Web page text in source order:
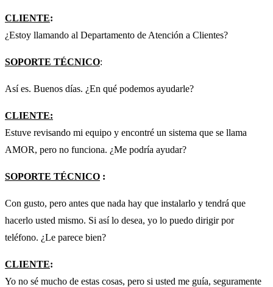
CLIENTE:
¿Estoy llamando al Departamento de Atención a Clientes?
SOPORTE TÉCNICO:
Así es. Buenos días. ¿En qué podemos ayudarle?
CLIENTE:
Estuve revisando mi equipo y encontré un sistema que se llama
AMOR, pero no funciona. ¿Me podría ayudar?
SOPORTE TÉCNICO :
Con gusto, pero antes que nada hay que instalarlo y tendrá que
hacerlo usted mismo. Si así lo desea, yo lo puedo dirigir por
teléfono. ¿Le parece bien?
CLIENTE:
Yo no sé mucho de estas cosas, pero si usted me guía, seguramente